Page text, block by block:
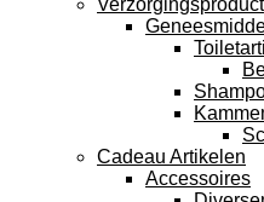
Verzorgingsproduct
Cadeau Artikelen
Accessoires